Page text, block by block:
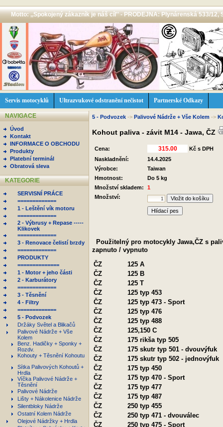
Motto: ,,Spokojený zákazník je náš cíl'' - PRODEJNA: Plynárenská 533/12,
Servis motocyklů Ultrazvukové odstranění nečistot Partnerské Odkazy
NAVIGACE
Úvod
Kontakt
INFORMACE O OBCHODU
Produkty
Platební terminál
Obratová sleva
KATEGORIE
SERVISNÍ PRÁCE
=============
1 - Leštění vík motoru
=============
2 - Výbrusy + Repase -----
Klikovek
=============
3 - Renovace čelistí brzdy
=============
PRODUKTY
==============
1 - Motor + jeho části
2 - Karburátory
=============
3 - Těsnění
4 - Filtry
=============
5 - Podvozek
Držáky Světel a Blikačů
Palivové Nádrže + Vše
Kolem
Benz. Hadičky + Sponky +
Rozdv.
Kohouty + Těsnění Kohoutu
Sítka Palivových Kohoutů +
Hrdla
Víčka Palivové Nádrže +
Těsnění
Palivové Nádrže
Lišty + Nákolenice Nádrže
Silentbloky Nádrže
Ostatní Kolem Nádrže
Olejové Nádržky + Hrdla
5 - Podvozek -> Palivové Nádrže + Vše Kolem ->
Kohout paliva - závit M14 - Jawa, ČZ
Cena:
Kč s DPH
Naskladnění:
14.4.2025
Výrobce:
Taiwan
Hmotnost:
Do 5 kg
Množství skladem:
1
Množství:
Hlídací pes
Použitelný pro motocykly Jawa,ČZ s
zapnuto / vypnuto
ČZ
125 A
ČZ
125 B
ČZ
125 T
ČZ
125 typ 453
ČZ
125 typ 473 - Sport
ČZ
125 typ 476
ČZ
125 typ 488
ČZ
125,150 C
ČZ
175 rikša typ 505
ČZ
175 skutr typ 501 - dvouvýfuk
ČZ
175 skutr typ 502 - jednovýfuk
ČZ
175 typ 450
ČZ
175 typ 470 - Sport
ČZ
175 typ 477
ČZ
175 typ 487
ČZ
250 typ 455
ČZ
250 typ 471 - dvouválec
ČZ
250 typ 475 - Sport